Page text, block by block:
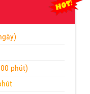
phút)